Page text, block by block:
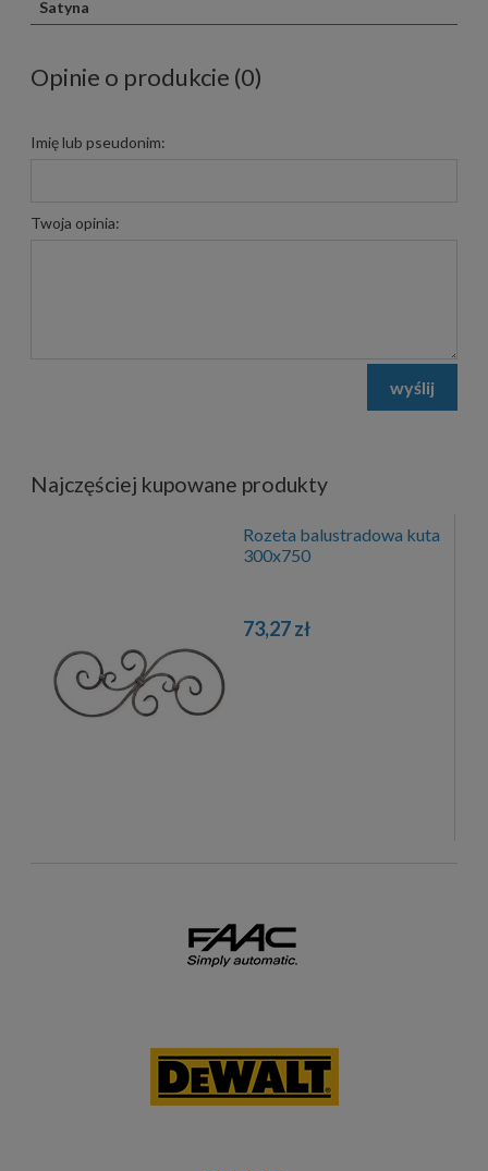
Satyna
Opinie o produkcie (0)
Imię lub pseudonim:
Twoja opinia:
wyślij
Najczęściej kupowane produkty
Rozeta balustradowa kuta
300x750
73,27 zł